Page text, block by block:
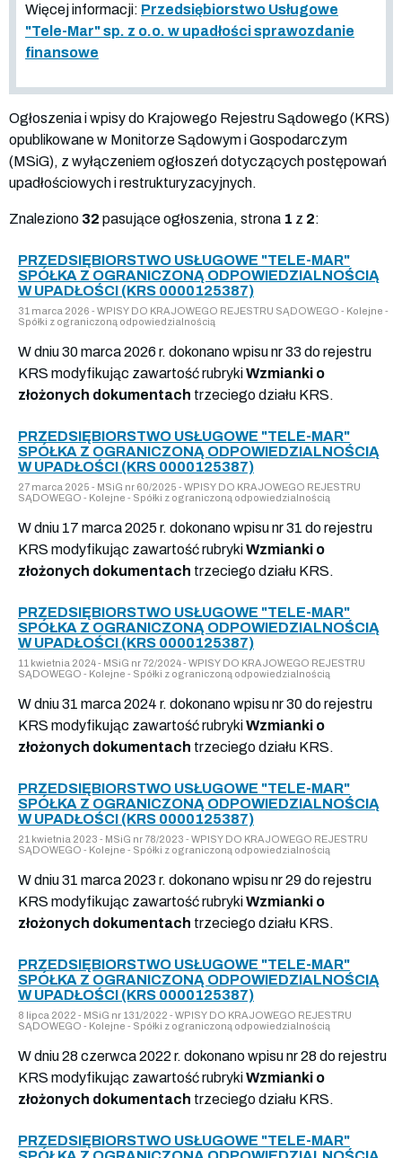
Więcej informacji: Przedsiębiorstwo Usługowe
"Tele-Mar" sp. z o.o. w upadłości sprawozdanie
finansowe
Ogłoszenia i wpisy do Krajowego Rejestru Sądowego (KRS)
opublikowane w Monitorze Sądowym i Gospodarczym
(MSiG), z wyłączeniem ogłoszeń dotyczących postępowań
upadłościowych i restrukturyzacyjnych.
Znaleziono 32 pasujące ogłoszenia, strona 1 z 2:
PRZEDSIĘBIORSTWO USŁUGOWE "TELE-MAR"
SPÓŁKA Z OGRANICZONĄ ODPOWIEDZIALNOŚCIĄ
W UPADŁOŚCI (KRS 0000125387)
31 marca 2026 - WPISY DO KRAJOWEGO REJESTRU SĄDOWEGO - Kolejne -
Spółki z ograniczoną odpowiedzialnością
W dniu 30 marca 2026 r. dokonano wpisu nr 33 do rejestru
KRS modyfikując zawartość rubrykiWzmianki o
złożonych dokumentach trzeciego działu KRS.
PRZEDSIĘBIORSTWO USŁUGOWE "TELE-MAR"
SPÓŁKA Z OGRANICZONĄ ODPOWIEDZIALNOŚCIĄ
W UPADŁOŚCI (KRS 0000125387)
27 marca 2025 - MSiG nr 60/2025 - WPISY DO KRAJOWEGO REJESTRU
SĄDOWEGO - Kolejne - Spółki z ograniczoną odpowiedzialnością
W dniu 17 marca 2025 r. dokonano wpisu nr 31 do rejestru
KRS modyfikując zawartość rubrykiWzmianki o
złożonych dokumentach trzeciego działu KRS.
PRZEDSIĘBIORSTWO USŁUGOWE "TELE-MAR"
SPÓŁKA Z OGRANICZONĄ ODPOWIEDZIALNOŚCIĄ
W UPADŁOŚCI (KRS 0000125387)
11 kwietnia 2024 - MSiG nr 72/2024 - WPISY DO KRAJOWEGO REJESTRU
SĄDOWEGO - Kolejne - Spółki z ograniczoną odpowiedzialnością
W dniu 31 marca 2024 r. dokonano wpisu nr 30 do rejestru
KRS modyfikując zawartość rubrykiWzmianki o
złożonych dokumentach trzeciego działu KRS.
PRZEDSIĘBIORSTWO USŁUGOWE "TELE-MAR"
SPÓŁKA Z OGRANICZONĄ ODPOWIEDZIALNOŚCIĄ
W UPADŁOŚCI (KRS 0000125387)
21 kwietnia 2023 - MSiG nr 78/2023 - WPISY DO KRAJOWEGO REJESTRU
SĄDOWEGO - Kolejne - Spółki z ograniczoną odpowiedzialnością
W dniu 31 marca 2023 r. dokonano wpisu nr 29 do rejestru
KRS modyfikując zawartość rubrykiWzmianki o
złożonych dokumentach trzeciego działu KRS.
PRZEDSIĘBIORSTWO USŁUGOWE "TELE-MAR"
SPÓŁKA Z OGRANICZONĄ ODPOWIEDZIALNOŚCIĄ
W UPADŁOŚCI (KRS 0000125387)
8 lipca 2022 - MSiG nr 131/2022 - WPISY DO KRAJOWEGO REJESTRU
SĄDOWEGO - Kolejne - Spółki z ograniczoną odpowiedzialnością
W dniu 28 czerwca 2022 r. dokonano wpisu nr 28 do rejestru
KRS modyfikując zawartość rubrykiWzmianki o
złożonych dokumentach trzeciego działu KRS.
PRZEDSIĘBIORSTWO USŁUGOWE "TELE-MAR"